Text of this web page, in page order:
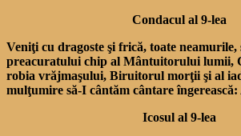
Condacul al 9-lea
Veniţi cu dragoste şi frică, toate neamurile,
preacuratului chip al Mântuitorului lumii,
robia vrăjmaşului, Biruitorul morţii şi al
mulţumire să-I cântăm cântare
Icosul al 9-lea